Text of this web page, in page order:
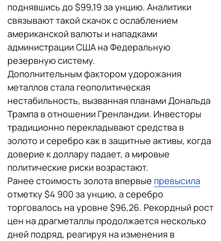
поднявшись до $99,19 за унцию. Аналитики
связывают такой скачок с ослаблением
американской валюты и нападками
администрации США на Федеральную
резервную систему.
Дополнительным фактором удорожания
металлов стала геополитическая
нестабильность, вызванная планами Дональда
Трампа в отношении Гренландии. Инвесторы
традиционно перекладывают средства в
золото и серебро как в защитные активы, когда
доверие к доллару падает, а мировые
политические риски возрастают.
Ранее стоимость золота впервые превысила
отметку $4 900 за унцию, а серебро
торговалось на уровне $96,26. Рекордный рост
цен на драгметаллы продолжается несколько
дней подряд, реагируя на изменения в